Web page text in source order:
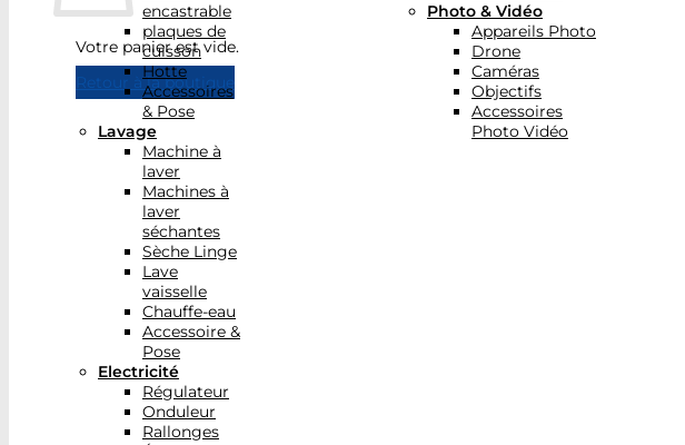
Votre panier est vide.
Retour à la boutique
encastrable
plaques de
cuisson
Hotte
Accessoires
& Pose
Lavage
Machine à
laver
Machines à
laver
séchantes
Sèche Linge
Lave
vaisselle
Chauffe-eau
Accessoire &
Pose
Electricité
Régulateur
Onduleur
Rallonges
Photo & Vidéo
Appareils Photo
Drone
Caméras
Objectifs
Accessoires
Photo Vidéo